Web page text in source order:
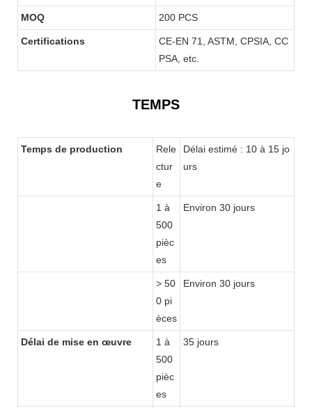
MOQ 200 PCS
Certifications
CE-EN 71, ASTM, CPSIA, CC
PSA, etc.
TEMPS
Temps de production
Rele
ctur
e
Délai estimé : 10 à 15 jo
urs
1 à
500
pièc
es
Environ 30 jours
> 50
0 pi
èces
Environ 30 jours
Délai de mise en œuvre
1 à
500
pièc
es
35 jours